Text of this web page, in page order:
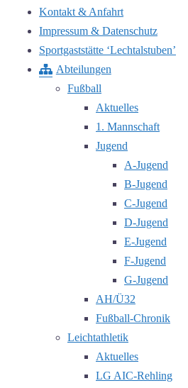
Kontakt & Anfahrt
Impressum & Datenschutz
Sportgaststätte ‘Lechtalstuben’
Abteilungen
Fußball
Aktuelles
1. Mannschaft
Jugend
A-Jugend
B-Jugend
C-Jugend
D-Jugend
E-Jugend
F-Jugend
G-Jugend
AH/Ü32
Fußball-Chronik
Leichtathletik
Aktuelles
LG AIC-Rehling